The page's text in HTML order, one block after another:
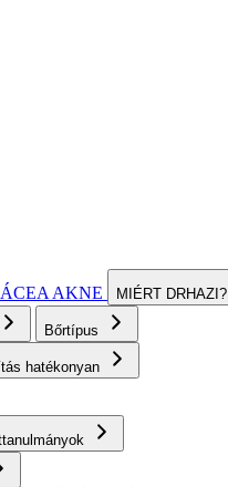
AKNE MIÉRT DRHAZI?
Bőrtípus
hatékonyan